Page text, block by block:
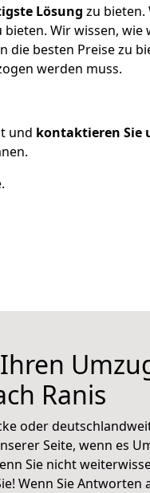
Lösung zu bieten.
Wir wissen, wie
die besten Preise zu
werden muss.
und kontaktieren Sie
Ranis
oder
Seite, wenn es
Sie nicht
Wenn Sie Antworten